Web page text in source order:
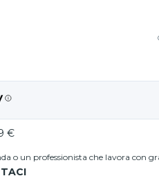
€
o un professionista che lavora con